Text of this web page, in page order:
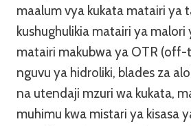
maalum vya kukata matairi ya
kushughulikia matairi ya malori
matairi makubwa ya OTR
nguvu ya hidroliki, blades za
na utendaji mzuri wa kukata,
muhimu kwa mistari ya kisasa